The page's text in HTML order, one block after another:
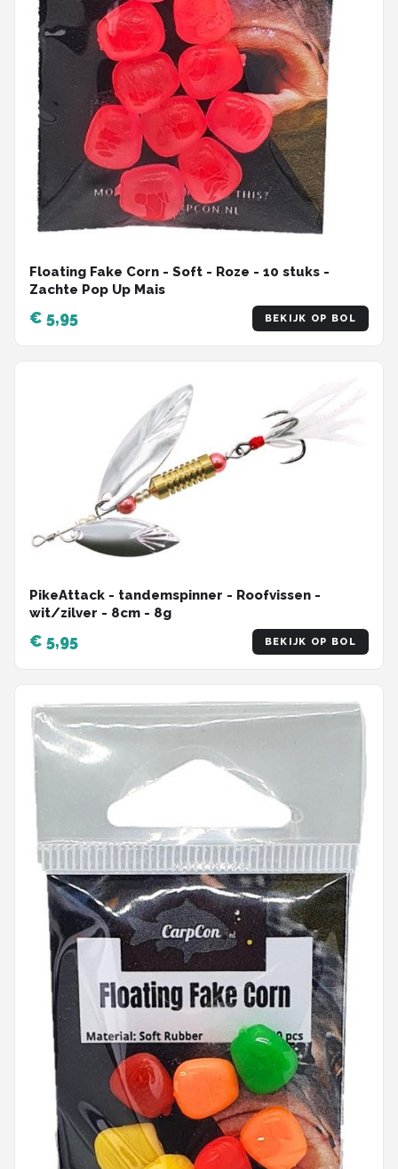
Floating Fake Corn - Soft - Roze - 10 stuks -
Zachte Pop Up Mais
€ 5,95 BEKIJK OP BOL
PikeAttack - tandemspinner - Roofvissen -
wit/zilver - 8cm - 8g
€ 5,95 BEKIJK OP BOL